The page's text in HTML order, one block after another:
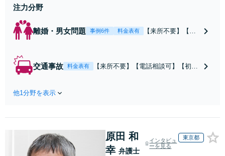
注力分野
離婚・男女問題 事例6件 料金表有
【来所不要】【電
争点を整理し、見
交通事故 料金表有
【来所不要】【電話相談可】【初回
他1分野を表示
原田 和
幸 弁護士
インタビュ
ーを見る
東京都